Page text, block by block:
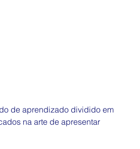
de aprendizado dividido em
na arte de apresentar